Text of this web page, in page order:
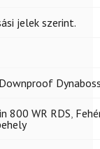
jelek szerint.
800 WR RDS